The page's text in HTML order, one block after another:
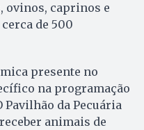
ovinos, caprinos e
de 500
presente no
na programação
Pavilhão da Pecuária
animais de